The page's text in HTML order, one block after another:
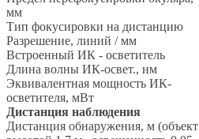
мм
Тип фокусировки на дистанцию
Разрешение, линий / мм
Встроенный ИК - осветитель
Длина волны ИК-освет., нм
Эквивалентная мощность ИК-
осветителя, мВт
Дистанция наблюдения
Дистанция обнаружения, м (объект